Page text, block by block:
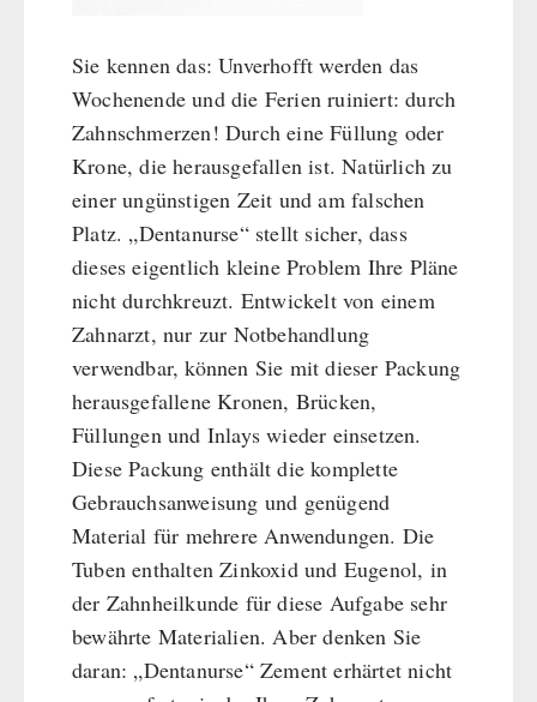
Sie kennen das: Unverhofft werden das
Wochenende und die Ferien ruiniert: durch
Zahnschmerzen! Durch eine Füllung oder
Krone, die herausgefallen ist. Natürlich zu
einer ungünstigen Zeit und am falschen
Platz. „Dentanurse“ stellt sicher, dass
dieses eigentlich kleine Problem Ihre Pläne
nicht durchkreuzt. Entwickelt von einem
Zahnarzt, nur zur Notbehandlung
verwendbar, können Sie mit dieser Packung
herausgefallene Kronen, Brücken,
Füllungen und Inlays wieder einsetzen.
Diese Packung enthält die komplette
Gebrauchsanweisung und genügend
Material für mehrere Anwendungen. Die
Tuben enthalten Zinkoxid und Eugenol, in
der Zahnheilkunde für diese Aufgabe sehr
bewährte Materialien. Aber denken Sie
daran: „Dentanurse“ Zement erhärtet nicht